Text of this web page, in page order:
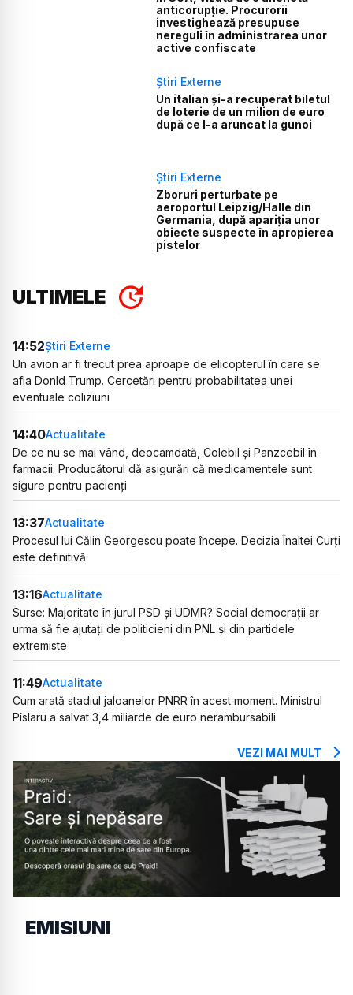
anticorupție. Procurorii
investighează presupuse
nereguli în administrarea unor
active confiscate
Știri Externe
Un italian și-a recuperat biletul
de loterie de un milion de euro
după ce l-a aruncat la gunoi
Știri Externe
Zboruri perturbate pe
aeroportul Leipzig/Halle din
Germania, după apariția unor
obiecte suspecte în apropierea
pistelor
ULTIMELE
14:52Știri Externe
Un avion ar fi trecut prea aproape de elicopterul în care se
afla Donld Trump. Cercetări pentru probabilitatea unei
eventuale coliziuni
14:40Actualitate
De ce nu se mai vând, deocamdată, Colebil și Panzcebil în
farmacii. Producătorul dă asigurări că medicamentele sunt
sigure pentru pacienți
13:37Actualitate
Procesul lui Călin Georgescu poate începe. Decizia Înaltei Curți
este definitivă
13:16Actualitate
Surse: Majoritate în jurul PSD și UDMR? Social democrații ar
urma să fie ajutați de politicieni din PNL și din partidele
extremiste
11:49Actualitate
Cum arată stadiul jaloanelor PNRR în acest moment. Ministrul
Pîslaru a salvat 3,4 miliarde de euro nerambursabili
VEZI MAI MULT
EMISIUNI